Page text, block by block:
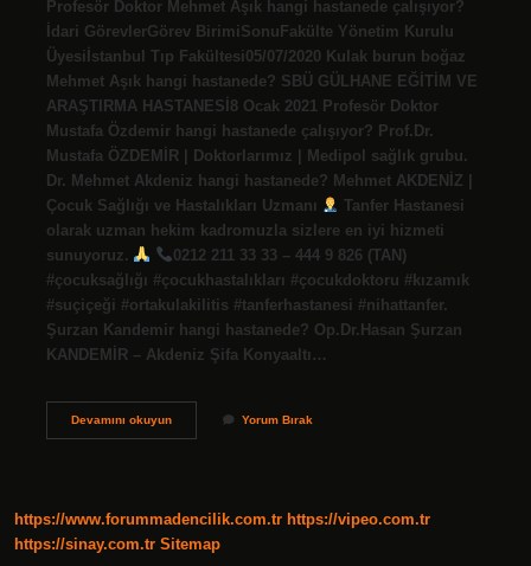
Profesör Doktor Mehmet Aşık hangi hastanede çalışıyor?
İdari GörevlerGörev BirimiSonuFakülte Yönetim Kurulu
Üyesiİstanbul Tıp Fakültesi05/07/2020 Kulak burun boğaz
Mehmet Aşık hangi hastanede? SBÜ GÜLHANE EĞİTİM VE
ARAŞTIRMA HASTANESİ8 Ocak 2021 Profesör Doktor
Mustafa Özdemir hangi hastanede çalışıyor? Prof.Dr.
Mustafa ÖZDEMİR | Doktorlarımız | Medipol sağlık grubu.
Dr. Mehmet Akdeniz hangi hastanede? Mehmet AKDENİZ |
Çocuk Sağlığı ve Hastalıkları Uzmanı
Tanfer Hastanesi
olarak uzman hekim kadromuzla sizlere en iyi hizmeti
sunuyoruz.
0212 211 33 33 – 444 9 826 (TAN)
#çocuksağlığı #çocukhastalıkları #çocukdoktoru #kızamık
#suçiçeği #ortakulakilitis #tanferhastanesi #nihattanfer.
Şurzan Kandemir hangi hastanede? Op.Dr.Hasan Şurzan
KANDEMİR – Akdeniz Şifa Konyaaltı…
Devamını okuyunProf
Yorum Bırak
https://www.forummadencilik.com.tr https://vipeo.com.tr
https://sinay.com.tr Sitemap